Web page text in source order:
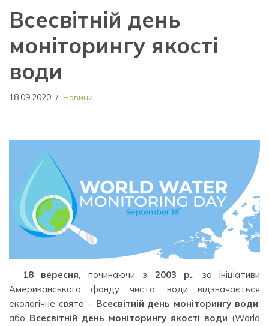
Всесвітній день
моніторингу якості
води
18.09.2020 Новини
18 вересня, починаючи з 2003 р., за ініціативи
Американського фонду чистої води відзначається
екологічне свято – Всесвітній день моніторингу води,
або Всесвітній день моніторингу якості води (World